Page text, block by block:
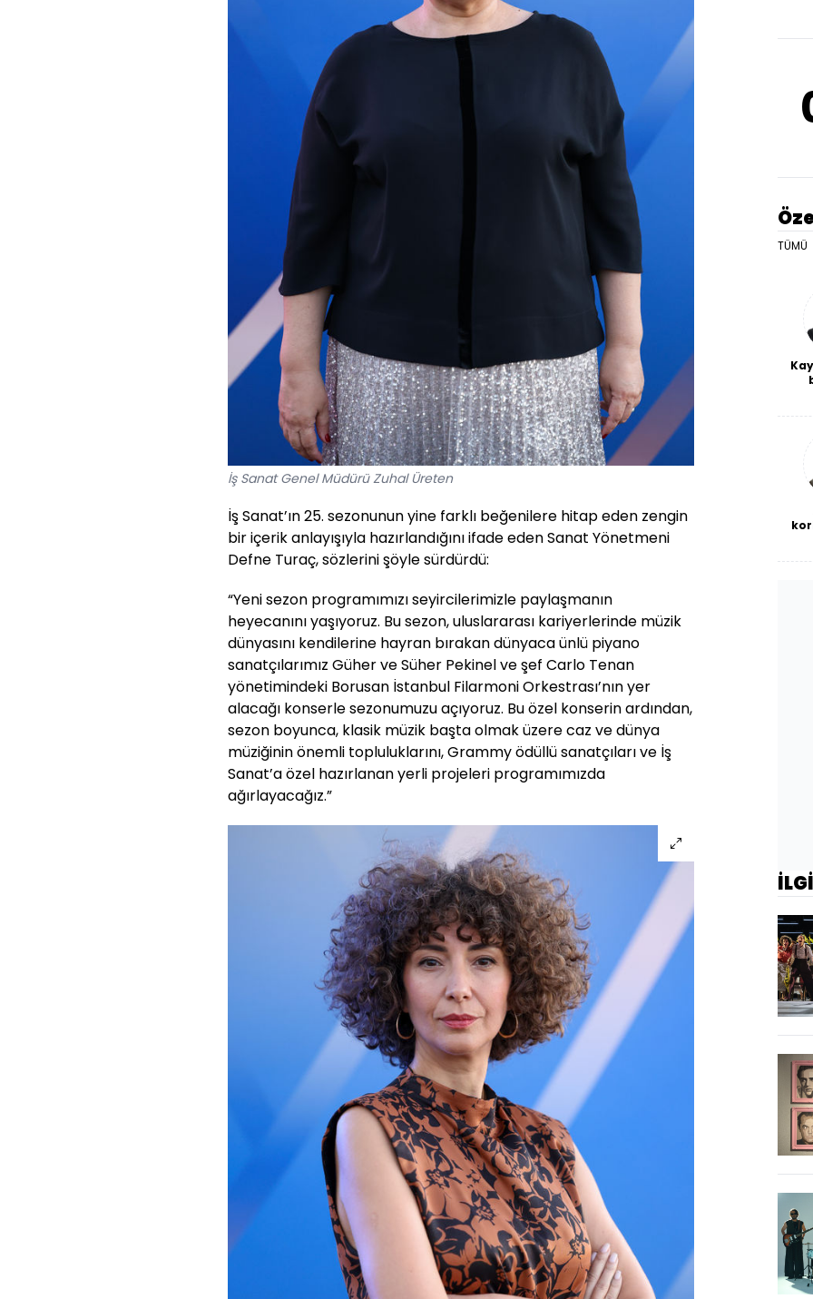
İş Sanat Genel Müdürü Zuhal Üreten
İş Sanat’ın 25. sezonunun yine farklı beğenilere hitap eden zengin
bir içerik anlayışıyla hazırlandığını ifade eden Sanat Yönetmeni
Defne Turaç, sözlerini şöyle sürdürdü:
“Yeni sezon programımızı seyircilerimizle paylaşmanın
heyecanını yaşıyoruz. Bu sezon, uluslararası kariyerlerinde müzik
dünyasını kendilerine hayran bırakan dünyaca ünlü piyano
sanatçılarımız Güher ve Süher Pekinel ve şef Carlo Tenan
yönetimindeki Borusan İstanbul Filarmoni Orkestrası’nın yer
alacağı konserle sezonumuzu açıyoruz. Bu özel konserin ardından,
sezon boyunca, klasik müzik başta olmak üzere caz ve dünya
müziğinin önemli topluluklarını, Grammy ödüllü sanatçıları ve İş
Sanat’a özel hazırlanan yerli projeleri programımızda
ağırlayacağız.”
TÜMÜ